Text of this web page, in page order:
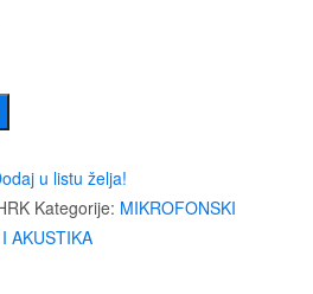
u listu želja!
Kategorije: MIKROFONSKI
AKUSTIKA